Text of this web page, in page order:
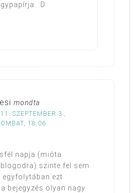
:D
mondta
SZEPTEMBER 3.,
18:06
napja (mióta
szinte fel sem
egyfolytában ezt
bejegyzés olyan nagy